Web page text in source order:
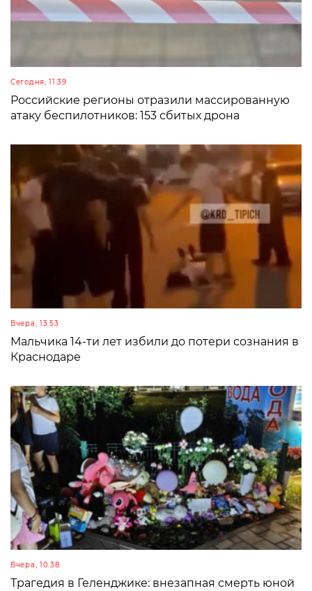
Сегодня, 11:39
Российские регионы отразили массированную
атаку беспилотников: 153 сбитых дрона
Вчера, 13:53
Мальчика 14-ти лет избили до потери сознания в
Краснодаре
Вчера, 10:38
Трагедия в Геленджике: внезапная смерть юной